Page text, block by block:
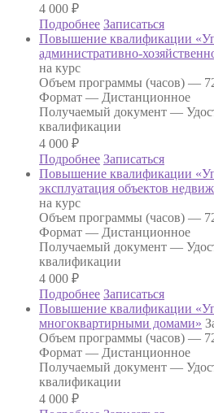
4 000 ₽
Подробнее Записаться
Повышение квалификации
административно-
на курс
Объем программы (часов) —
Формат — Дистанционное
Получаемый документ —
квалификации
4 000 ₽
Подробнее Записаться
Повышение квалификации
эксплуатация объектов
на курс
Объем программы (часов) —
Формат — Дистанционное
Получаемый документ —
квалификации
4 000 ₽
Подробнее Записаться
Повышение квалификации
многоквартирными домами»
Объем программы (часов) —
Формат — Дистанционное
Получаемый документ —
квалификации
4 000 ₽